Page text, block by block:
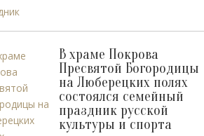
В храме Покрова
Пресвятой Богородицы
на Люберецких полях
состоялся семейный
праздник русской
культуры и спорта